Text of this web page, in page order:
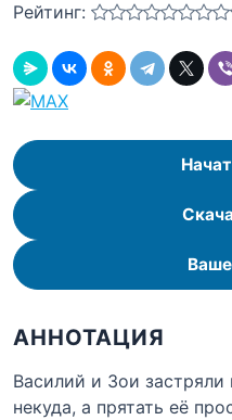
Рейтинг:
АННОТАЦИЯ
Василий и Зои
некуда, а прятать её